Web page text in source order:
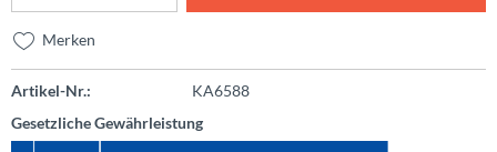
Merken
Artikel-Nr.:
KA6588
Gesetzliche Gewährleistung